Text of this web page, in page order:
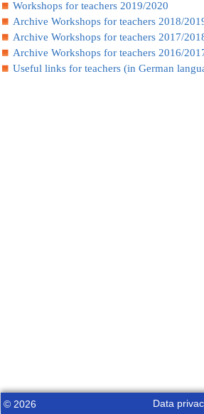
Workshops for teachers 2019/2020
Archive Workshops for teachers 2018/
Archive Workshops for teachers 2017/
Archive Workshops for teachers 2016/
Useful links for teachers (in German
© 2026 Data